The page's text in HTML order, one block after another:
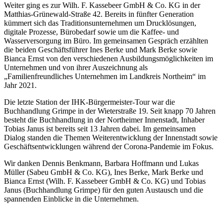
Weiter ging es zur Wilh. F. Kassebeer GmbH & Co. KG in der
Matthias-Grünewald-Straße 42. Bereits in fünfter Generation
kümmert sich das Traditionsunternehmen um Drucklösungen,
digitale Prozesse, Bürobedarf sowie um die Kaffee- und
Wasserversorgung im Büro. Im gemeinsamen Gespräch erzählten
die beiden Geschäftsführer Ines Berke und Mark Berke sowie
Bianca Ernst von den verschiedenen Ausbildungsmöglichkeiten im
Unternehmen und von ihrer Auszeichnung als
„Familienfreundliches Unternehmen im Landkreis Northeim“ im
Jahr 2021.
Die letzte Station der IHK-Bürgermeister-Tour war die
Buchhandlung Grimpe in der Wieterstraße 19. Seit knapp 70 Jahren
besteht die Buchhandlung in der Northeimer Innenstadt, Inhaber
Tobias Janus ist bereits seit 13 Jahren dabei. Im gemeinsamen
Dialog standen die Themen Weiterentwicklung der Innenstadt sowie
Geschäftsentwicklungen während der Corona-Pandemie im Fokus.
Wir danken Dennis Benkmann, Barbara Hoffmann und Lukas
Müller (Sabeu GmbH & Co. KG), Ines Berke, Mark Berke und
Bianca Ernst (Wilh. F. Kassebeer GmbH & Co. KG) und Tobias
Janus (Buchhandlung Grimpe) für den guten Austausch und die
spannenden Einblicke in die Unternehmen.